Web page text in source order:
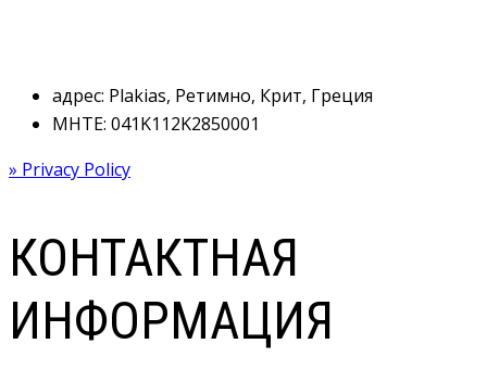
адрес: Plakias, Ретимно, Крит, Греция
MHTE: 041Κ112Κ2850001
» Privacy Policy
КОНТАКТНАЯ
ИНФОРМАЦИЯ